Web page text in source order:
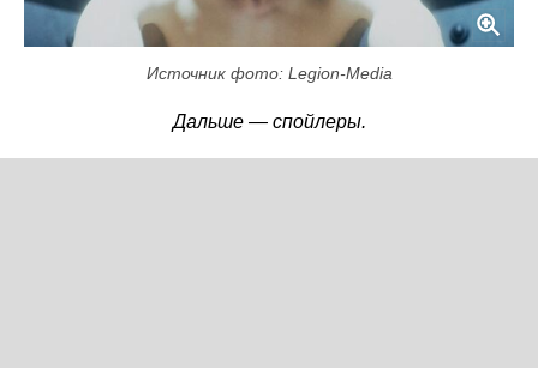
Источник фото: Legion-Media
Дальше — спойлеры.